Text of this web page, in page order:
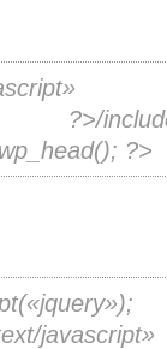
?>/
?>
javascript»